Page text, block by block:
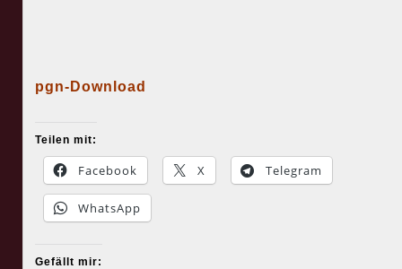
pgn-Download
Teilen mit:
Facebook X Telegram
WhatsApp
Gefällt mir: